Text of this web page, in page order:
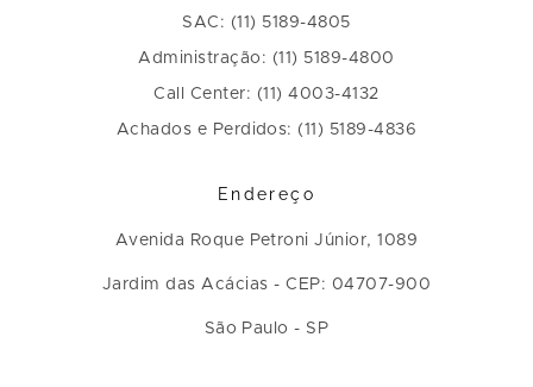
SAC: (11) 5189-4805
Administração: (11) 5189-4800
Call Center: (11) 4003-4132
Achados e Perdidos: (11) 5189-4836
Endereço
Avenida Roque Petroni Júnior, 1089
Jardim das Acácias - CEP: 04707-900
São Paulo - SP